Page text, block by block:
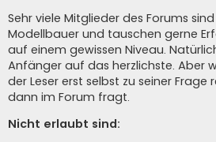
Sehr viele Mitglieder des Forums
Modellbauer und tauschen gerne
auf einem gewissen Niveau.
Anfänger auf das herzlichste. Aber
der Leser erst selbst zu seiner Frage
dann im Forum fragt.
Nicht erlaubt sind: